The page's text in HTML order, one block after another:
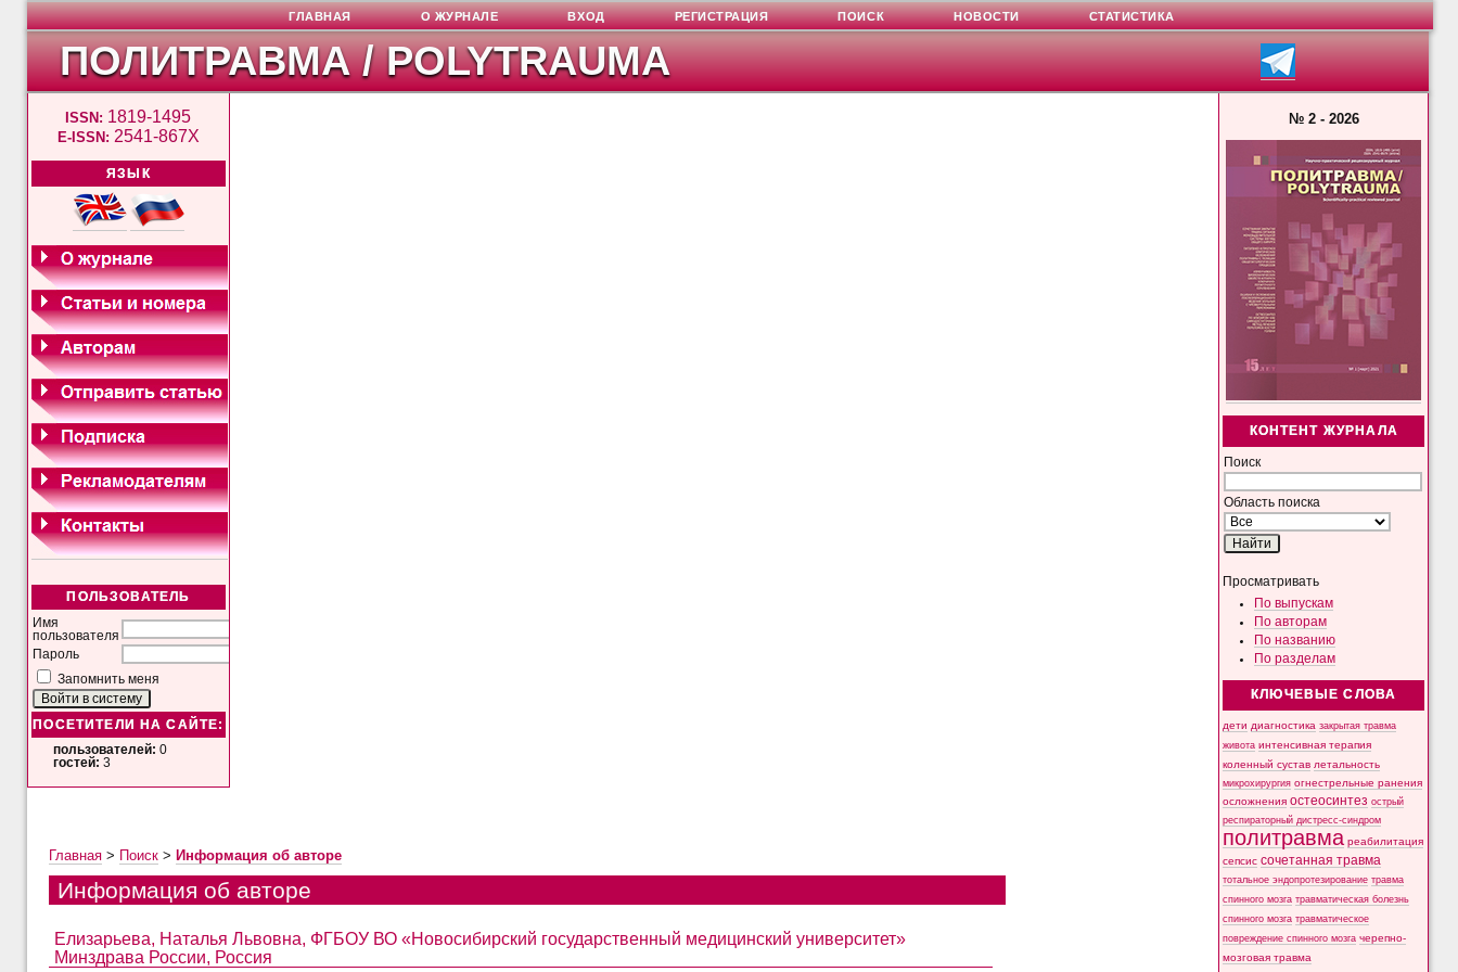
ПОЛИТРАВМА / POLYTRAUMA
ISSN: 1819-1495
E-ISSN: 2541-867X
ЯЗЫК
ПОЛЬЗОВАТЕЛЬ
Имя
пользователя
Пароль
Запомнить меня
ПОСЕТИТЕЛИ НА САЙТЕ:
пользователей: 0
гостей: 3
№ 2 - 2026
КОНТЕНТ ЖУРНАЛА
Поиск
Область поиска
Просматривать
По выпускам
По авторам
По названию
По разделам
КЛЮЧЕВЫЕ СЛОВА
дети диагностика закрытая травма
живота интенсивная терапия
коленный сустав летальность
микрохирургия огнестрельные ранения
осложнения остеосинтез острый
респираторный дистресс-синдром
политравма реабилитация
сепсис сочетанная травма
тотальное эндопротезирование травма
спинного мозга травматическая болезнь
спинного мозга травматическое
повреждение спинного мозга черепно-
мозговая травма
ГЛАВНАЯ О ЖУРНАЛЕ ВХОД РЕГИСТРАЦИЯ ПОИСК НОВОСТИ СТАТИСТИКА
Главная> Поиск> Информация об авторе
Информация об авторе
Елизарьева, Наталья Львовна, ФГБОУ ВО «Новосибирский государственный медицинский университет»
Минздрава России, Россия